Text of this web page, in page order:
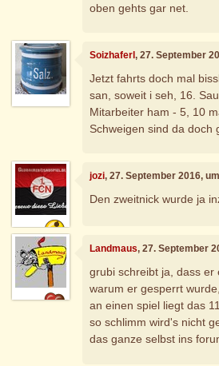
oben gehts gar net.
Soizhaferl, 27. September
Jetzt fahrts doch mal
san, soweit i seh, 16.
Mitarbeiter ham - 5, 10
Schweigen sind da doch
jozi, 27. September 2016,
Den zweitnick wurde ja
Landmaus, 27. September
grubi schreibt ja, dass er
warum er gesperrt
an einen spiel liegt das
so schlimm wird's nicht
das ganze selbst ins